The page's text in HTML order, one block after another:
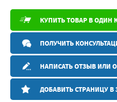
КУПИТЬ ТОВАР В ОДИН
ПОЛУЧИТЬ
НАПИСАТЬ ОТЗЫВ ИЛИ
ДОБАВИТЬ СТРАНИЦУ В